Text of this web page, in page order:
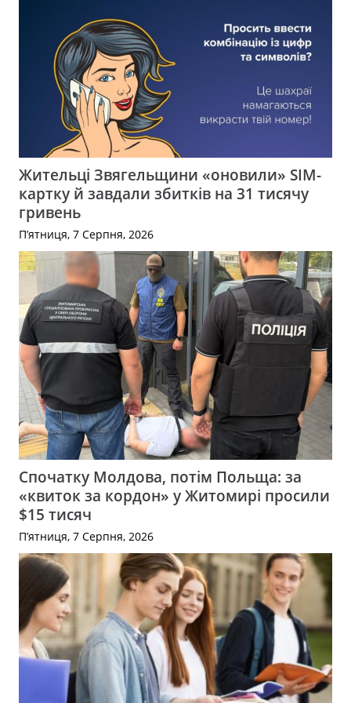
Жительці Звягельщини «оновили» SIM-
картку й завдали збитків на 31 тисячу
гривень
П’ятниця, 7 Серпня, 2026
Спочатку Молдова, потім Польща: за
«квиток за кордон» у Житомирі просили
$15 тисяч
П’ятниця, 7 Серпня, 2026